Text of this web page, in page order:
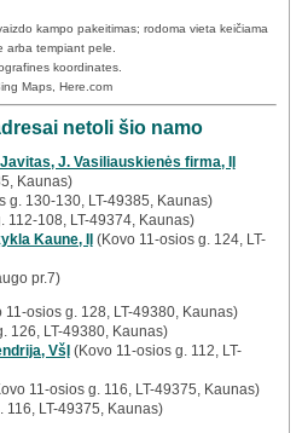
kampo pakeitimas; rodoma vieta keičiama
arba tempiant pele.
koordinates.
Maps, Here.com
netoli šio namo
J. Vasiliauskienės firma, IĮ
Kaunas)
g. 130-130, LT-49385, Kaunas)
112-108, LT-49374, Kaunas)
Kaune, IĮ
(Kovo 11-osios g. 124, LT-
pr.7)
11-osios g. 128, LT-49380, Kaunas)
126, LT-49380, Kaunas)
VšĮ (Kovo 11-osios g. 112, LT-
11-osios g. 116, LT-49375, Kaunas)
116, LT-49375, Kaunas)